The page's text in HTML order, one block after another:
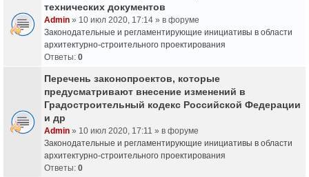
технических документов
Admin » 10 июл 2020, 17:14 » в форуме
Законодательные и регламентирующие инициативы в области
архитектурно-строительного проектирования
Ответы: 0
Перечень законопроектов, которые
предусматривают внесение изменений в
Градостроительный кодекс Российской Федерации
и др
Admin » 10 июл 2020, 17:11 » в форуме
Законодательные и регламентирующие инициативы в области
архитектурно-строительного проектирования
Ответы: 0